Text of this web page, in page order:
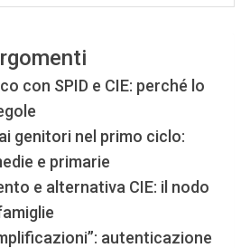
con SPID e CIE: perché lo
genitori nel primo ciclo:
e primarie
e alternativa CIE: il nodo
autenticazione